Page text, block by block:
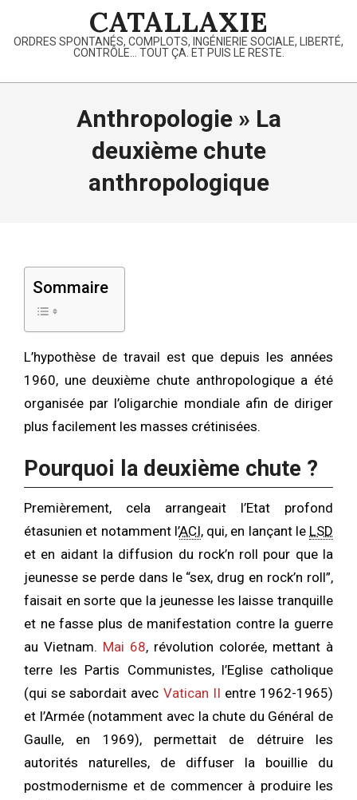
content
CATALLAXIE
ORDRES SPONTANÉS, COMPLOTS, INGÉNIERIE SOCIALE, LIBERTÉ,
CONTRÔLE… TOUT ÇA. ET PUIS LE RESTE.
Primary
Anthropologie » La
deuxième chute
anthropologique
Sommaire
L’hypothèse de travail est que depuis les années
1960, une deuxième chute anthropologique a été
organisée par l’oligarchie mondiale afin de diriger
plus facilement les masses crétinisées.
Pourquoi la deuxième chute ?
Premièrement, cela arrangeait l’Etat profond
étasunien et notamment l’ACI, qui, en lançant le LSD
et en aidant la diffusion du rock’n roll pour que la
jeunesse se perde dans le “sex, drug en rock’n roll”,
faisait en sorte que la jeunesse les laisse tranquille
et ne fasse plus de manifestation contre la guerre
au Vietnam. Mai 68, révolution colorée, mettant à
terre les Partis Communistes, l’Eglise catholique
(qui se sabordait avec Vatican II entre 1962-1965)
et l’Armée (notamment avec la chute du Général de
Gaulle, en 1969), permettait de détruire les
autorités naturelles, de diffuser la bouillie du
postmodernisme et de commencer à produire les